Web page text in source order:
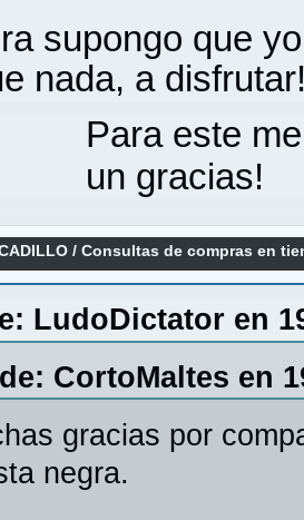
supongo que
nada, a
Para este
un gracias!
/Consultas de compras en
LudoDictator en
CortoMaltes en
gracias por
negra.